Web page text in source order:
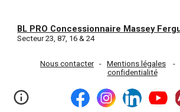
BL PRO Concessionnaire Massey
Secteur 23, 87, 16 & 24
Nous contacter- Mentions légales -
confidentialité